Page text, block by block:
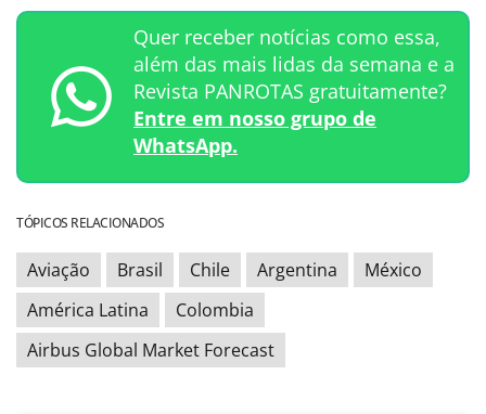
Quer receber notícias como essa,
além das mais lidas da semana e a
Revista PANROTAS gratuitamente?
Entre em nosso grupo de
WhatsApp.
TÓPICOS RELACIONADOS
Aviação Brasil Chile Argentina
México
América Latina
Colombia
Airbus Global Market Forecast